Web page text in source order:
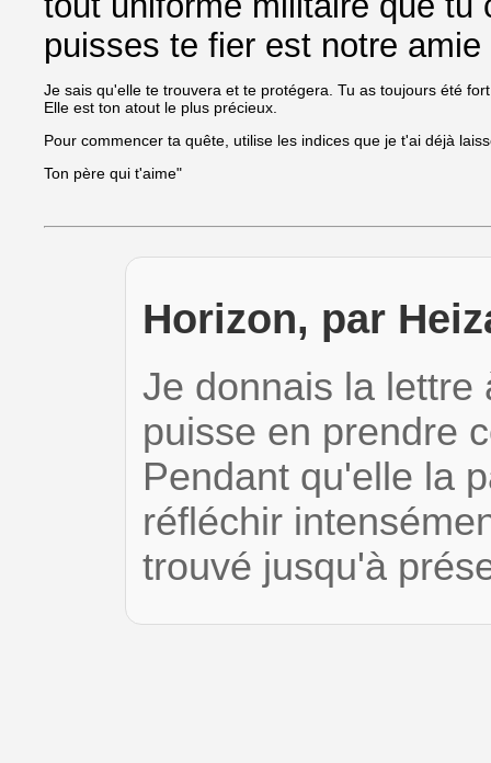
puisses te fier est notre
Je sais qu'elle te trouvera et te protégera. Tu as toujours été
Elle est ton atout le plus précieux.
Pour commencer ta quête, utilise les indices que je t'ai déjà
Ton père qui t'aime"
Horizon, par
Je donnais la lettre
puisse en prendre
Pendant qu'elle la
réfléchir
trouvé jusqu'à